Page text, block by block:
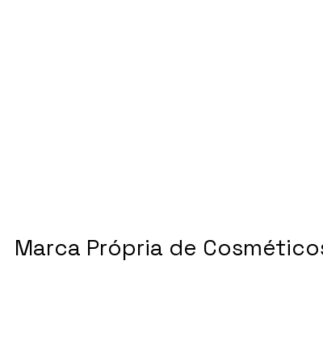
Marca Própria de